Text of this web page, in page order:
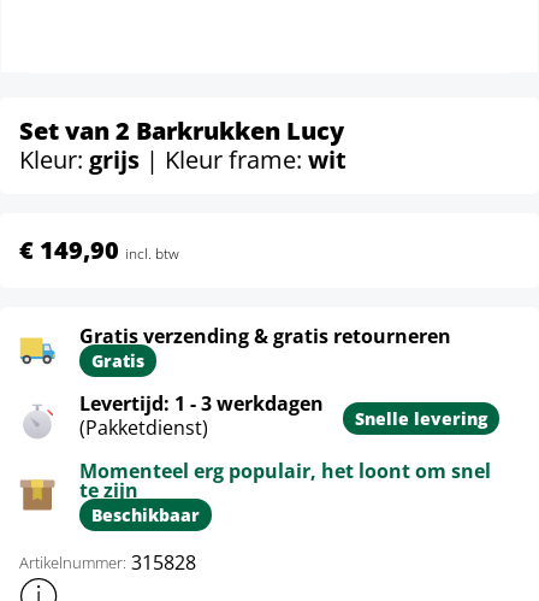
Set van 2 Barkrukken Lucy
Kleur: grijs | Kleur frame: wit
€ 149,90 incl. btw
Gratis verzending & gratis retourneren
Gratis
Levertijd: 1 - 3 werkdagen
(Pakketdienst)
Snelle levering
Momenteel erg populair, het loont om snel
te zijn
Beschikbaar
Artikelnummer: 315828
Toon meer productinformatie